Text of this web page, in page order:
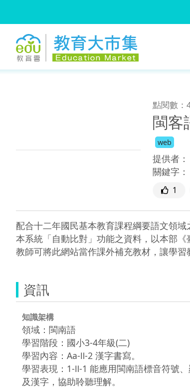
點閱數：
閩客
web
提供者：
關鍵字：
1
配合十二年國民基本教育課程綱要語文領
本系統「自動比對」功能之資料，以本部
教師可將此網站當作課外補充教材，讓學習
資訊
知識架構
領域：閩南語
學習階段：國小3-4年級(二)
學習內容：Aa-Ⅱ-2 漢字書寫。
學習表現：1-Ⅱ-1 能應用閩南語標音符號
及漢字，協助聆聽理解。